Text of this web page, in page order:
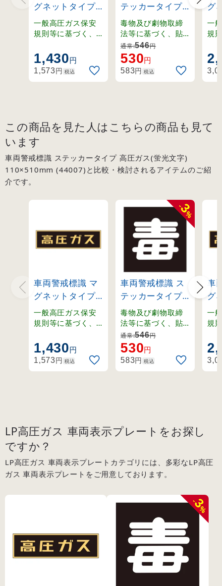
グネットタイプ
高圧ガス(蛍光文
字)
m (43006)
一般高圧ガス保安
規則等に基づく、
グネット式車両警
戒標識。
1,430円
1,573円 税込
テッカータイプ
300mm角 毒(無
反射文字)
(44006)
毒物及び劇物取締
法等に基づく、貼
り付けタイプの車
両警戒標識。
通常:546円
530円
583円 税込
グ
字)
m
一
規
グ
戒
この商品を見た人はこちらの商品も見て
います
車両警戒標識 ステッカータイプ 高圧ガス(蛍光文字)
110×510mm (44007)と比較・検討されるアイテムのご紹
介です。
車両警戒標識 マ
グネットタイプ
高圧ガス(蛍光文
字)
m (43006)
一般高圧ガス保安
規則等に基づく、
グネット式車両警
戒標識。
1,430円
1,573円 税込
-
3
%
車両警戒標識 ス
テッカータイプ
300mm角 毒(無
反射文字)
(44006)
毒物及び劇物取締
法等に基づく、貼
り付けタイプの車
両警戒標識。
通常:546円
530円
583円 税込
車
グ
字)
m
一
規
グ
戒
LP高圧ガス 車両表示プレートをお探し
ですか？
LP高圧ガス 車両表示プレートカテゴリには、多彩なLP高圧
ガス 車両表示プレートをご用意しております。
-
3
%